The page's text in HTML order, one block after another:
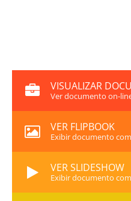
VISUALIZAR
Ver documento on-
VER FLIPBOOK
Exibir documento
VER SLIDESHOW
Exibir documento